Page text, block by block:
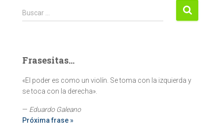
Buscar:
Buscar …
Frasesitas...
«El poder es como un violín. Se toma con la izquierda y
se toca con la derecha».
— Eduardo Galeano
Próxima frase »